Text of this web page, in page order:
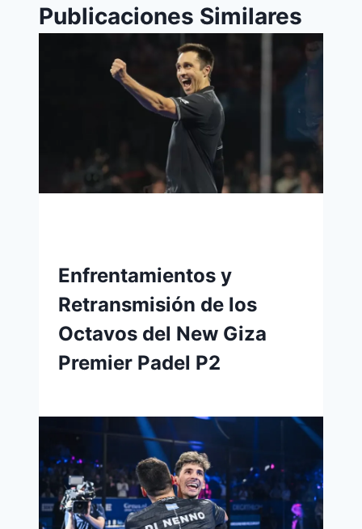
Publicaciones Similares
Enfrentamientos y
Retransmisión de los
Octavos del New Giza
Premier Padel P2